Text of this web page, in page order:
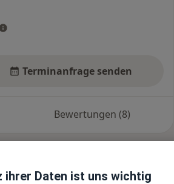
Terminanfrage senden
Bewertungen (8)
ihrer Daten ist uns wichtig